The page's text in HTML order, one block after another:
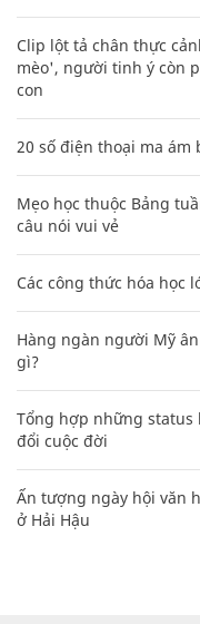
Clip lột tả chân thực
mèo', người tinh ý còn
con
20 số điện thoại ma
Mẹo học thuộc Bảng
câu nói vui vẻ
Các công thức hóa học
Hàng ngàn người Mỹ
gì?
Tổng hợp những status
đổi cuộc đời
Ấn tượng ngày hội văn
ở Hải Hậu